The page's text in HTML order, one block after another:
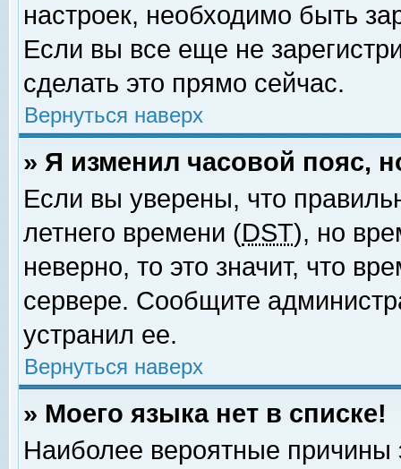
настроек, необходимо быть
Если вы все еще не
сделать это прямо сейчас.
Вернуться наверх
» Я изменил часовой пояс,
Если вы уверены, что
летнего времени (DST), но
неверно, то это значит, что
сервере. Сообщите
устранил ее.
Вернуться наверх
» Моего языка нет в списке!
Наиболее вероятные причины